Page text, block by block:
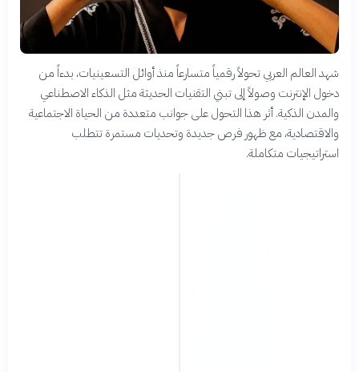
شهد العالم العربي تحولاً رقمياً متسارعاً منذ أوائل التسعينيات، بدءاً من
دخول الإنترنت وصولاً إلى تبني التقنيات الحديثة مثل الذكاء الاصطناعي
والمدن الذكية. أثر هذا التحول على جوانب متعددة من الحياة الاجتماعية
والاقتصادية، مع ظهور فرص جديدة وتحديات مستمرة تتطلب
استراتيجيات متكاملة.